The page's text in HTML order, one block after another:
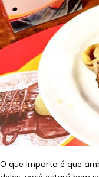
O que importa é que